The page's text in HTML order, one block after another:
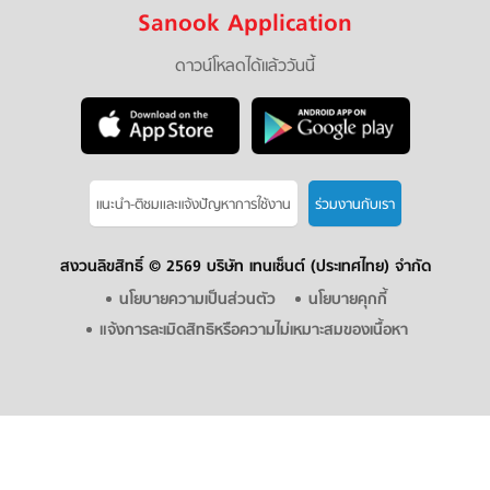
Sanook Application
ดาวน์โหลดได้แล้ววันนี้
แนะนำ-ติชมเเละแจ้งปัญหาการใช้งาน ร่วมงานกับเรา
สงวนลิขสิทธิ์ © 2569 บริษัท เทนเซ็นต์ (ประเทศไทย) จำกัด
นโยบายความเป็นส่วนตัว
นโยบายคุกกี้
แจ้งการละเมิดสิทธิหรือความไม่เหมาะสมของเนื้อหา